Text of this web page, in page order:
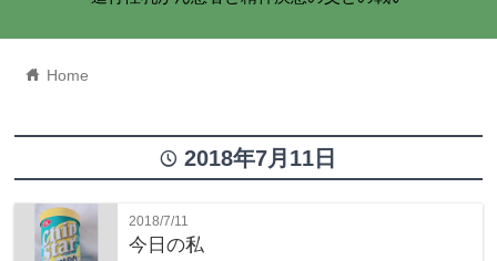
home Home
time 2018年7月11日
2018/7/11
今日の私